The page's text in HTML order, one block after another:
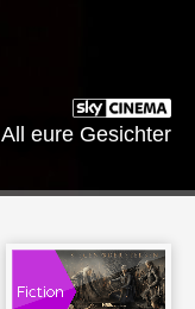
All eure Gesichter